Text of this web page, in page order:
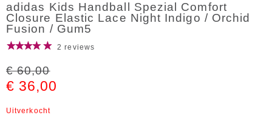
adidas Kids Handball Spezial Comfort
Closure Elastic Lace Night Indigo / Orchid
Fusion / Gum5
2 reviews
€ 60,00
€ 36,00
Uitverkocht